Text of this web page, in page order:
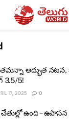
అద్భుత
3.5/5!
17, 2025 0
ఉంది – ఉపాసన